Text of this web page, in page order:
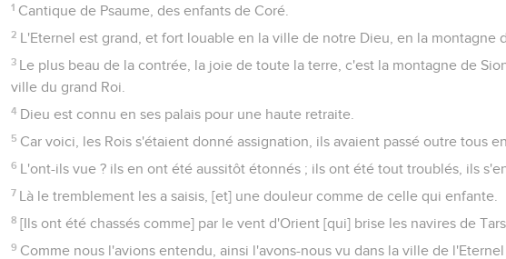
1 Cantique de Psaume, des enfants de Coré.
2 L'Eternel est grand, et fort louable en la ville de notre Dieu, en la montagne
3 Le plus beau de la contrée, la joie de toute la terre, c'est la montagne de
ville du grand Roi.
4 Dieu est connu en ses palais pour une haute retraite.
5 Car voici, les Rois s'étaient donné assignation, ils avaient passé outre tous
6 L'ont-ils vue ? ils en ont été aussitôt étonnés ; ils ont été tout troublés, ils
7 Là le tremblement les a saisis, [et] une douleur comme de celle qui enfante.
8 [Ils ont été chassés comme] par le vent d'Orient [qui] brise les navires de
9 Comme nous l'avions entendu, ainsi l'avons-nous vu dans la ville de